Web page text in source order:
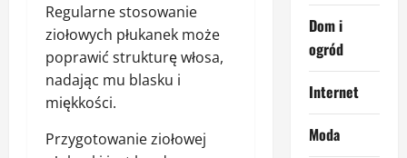
Regularne stosowanie
ziołowych płukanek może
poprawić strukturę włosa,
nadając mu blasku i
miękkości.
Przygotowanie ziołowej
Dom i
ogród
Internet
Moda